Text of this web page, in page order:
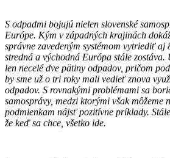
S odpadmi bojujú nielen slovenské
Európe. Kým v západných krajinách
správne zavedeným systémom vytriediť aj
stredná a východná Európa stále
len necelé dve pätiny odpadov, pričom
by sme už o tri roky mali vedieť znova
odpadov. S rovnakými problémami sa
samosprávy, medzi ktorými však môžeme
podmienkam nájsť pozitívne príklady.
že keď sa chce, všetko ide.